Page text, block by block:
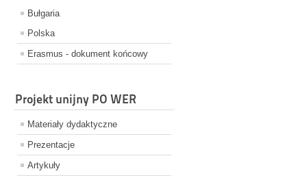
Bułgaria
Polska
Erasmus - dokument końcowy
Projekt unijny PO WER
Materiały dydaktyczne
Prezentacje
Artykuły